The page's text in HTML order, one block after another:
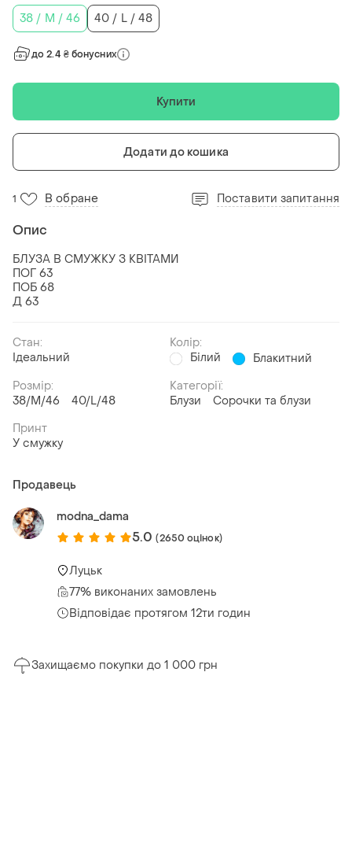
38 / M / 46
40 / L / 48
до 2.4 ₴ бонусних
Купити
Додати до кошика
1 В обране Поставити запитання
Опис
БЛУЗА В СМУЖКУ З КВІТАМИ
ПОГ 63
ПОБ 68
Д 63
Стан:
Ідеальний
Колір:
Білий
Блакитний
Розмір:
38/M/46
40/L/48
Категорії:
Блузи
Сорочки та блузи
Принт
У смужку
Продавець
modna_dama
5.0 (2650 оцінок)
Луцьк
77% виконаних замовлень
Відповідає протягом 12ти годин
Захищаємо покупки до 1 000 грн